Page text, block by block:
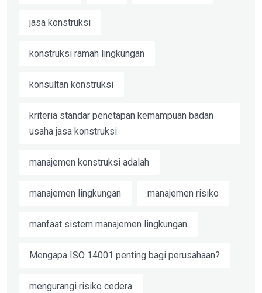
jasa konstruksi
konstruksi ramah lingkungan
konsultan konstruksi
kriteria standar penetapan kemampuan badan
usaha jasa konstruksi
manajemen konstruksi adalah
manajemen lingkungan manajemen risiko
manfaat sistem manajemen lingkungan
Mengapa ISO 14001 penting bagi perusahaan?
mengurangi risiko cedera